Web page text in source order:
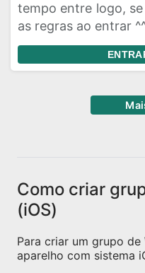
tempo entre logo,
as regras ao entrar
Como criar
(iOS)
Para criar um grupo
aparelho com sistema